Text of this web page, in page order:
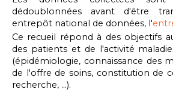
dédoublonnées avant d'être
entrepôt national de données, l'
Ce recueil répond à des objectifs
des patients et de l'activité
(épidémiologie, connaissance des
de l'offre de soins, constitution de
recherche, ...).